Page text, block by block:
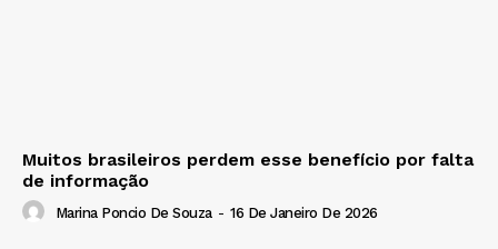
Muitos brasileiros perdem esse benefício por falta
de informação
Marina Poncio De Souza - 16 De Janeiro De 2026